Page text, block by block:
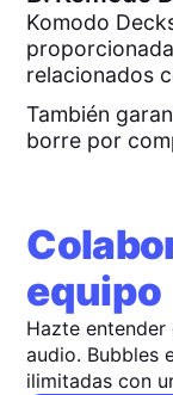
Komodo
relacionados
También
borre por
equipo
Hazte
audio. Bubbles
ilimitadas con